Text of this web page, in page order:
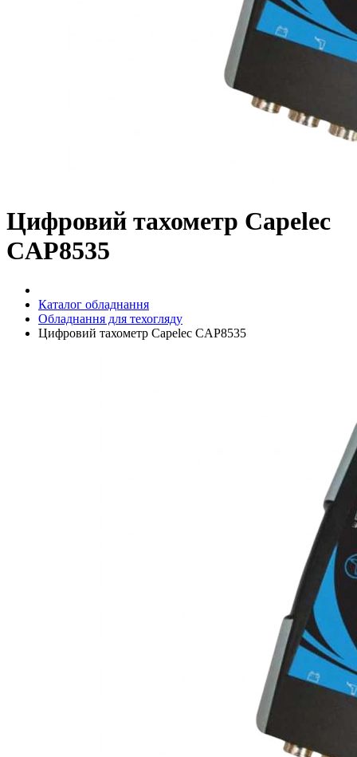
Цифровий тахометр Capelec
CAP8535
Каталог обладнання
Обладнання для техогляду
Цифровий тахометр Capelec CAP8535